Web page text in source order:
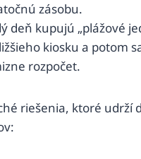
zásobu.
deň kupujú „plážové
kiosku a potom
rozpočet.
riešenia, ktoré udrží